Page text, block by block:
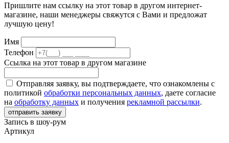
Пришлите нам ссылку на этот товар в другом интернет-
магазине, наши менеджеры свяжутся с Вами и предложат
лучшую цену!
Имя
Телефон
Ссылка на этот товар в другом магазине
Отправляя заявку, вы подтверждаете, что ознакомлены с
политикой обработки персональных данных, даете согласие
на обработку данных и получения рекламной рассылки.
отправить заявку
Запись в шоу-рум
Артикул